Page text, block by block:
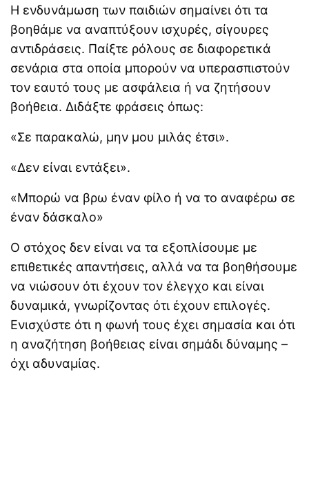
Η ενδυνάμωση των παιδιών σημαίνει ότι τα
βοηθάμε να αναπτύξουν ισχυρές, σίγουρες
αντιδράσεις. Παίξτε ρόλους σε διαφορετικά
σενάρια στα οποία μπορούν να υπερασπιστούν
τον εαυτό τους με ασφάλεια ή να ζητήσουν
βοήθεια. Διδάξτε φράσεις όπως:
«Σε παρακαλώ, μην μου μιλάς έτσι».
«Δεν είναι εντάξει».
«Μπορώ να βρω έναν φίλο ή να το αναφέρω σε
έναν δάσκαλο»
Ο στόχος δεν είναι να τα εξοπλίσουμε με
επιθετικές απαντήσεις, αλλά να τα βοηθήσουμε
να νιώσουν ότι έχουν τον έλεγχο και είναι
δυναμικά, γνωρίζοντας ότι έχουν επιλογές.
Ενισχύστε ότι η φωνή τους έχει σημασία και ότι
η αναζήτηση βοήθειας είναι σημάδι δύναμης –
όχι αδυναμίας.